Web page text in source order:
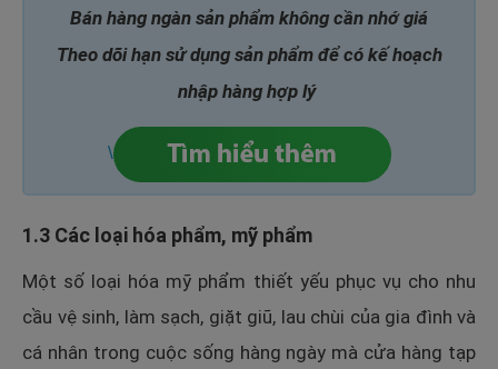
Bán hàng ngàn sản phẩm không cần nhớ giá
Theo dõi hạn sử dụng sản phẩm để có kế hoạch
nhập hàng hợp lý
\
1.3 Các loại hóa phẩm, mỹ phẩm
Một số loại hóa mỹ phẩm thiết yếu phục vụ cho nhu
cầu vệ sinh, làm sạch, giặt giũ, lau chùi của gia đình và
cá nhân trong cuộc sống hàng ngày mà cửa hàng tạp